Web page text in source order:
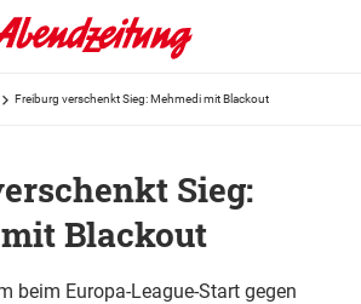
Freiburg verschenkt Sieg: Mehmedi mit Blackout
Sieg:
Blackout
beim Europa-League-Start gegen